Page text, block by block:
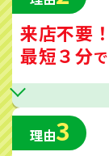
来店不要！
最短３分で
理由3